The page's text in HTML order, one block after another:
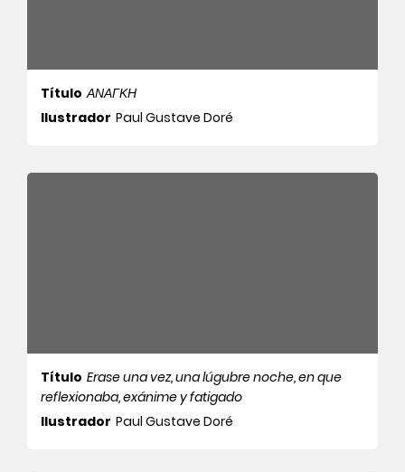
Título ΑΝΑΓΚΗ
Ilustrador Paul Gustave Doré
Título Erase una vez, una lúgubre noche, en que
reflexionaba, exánime y fatigado
Ilustrador Paul Gustave Doré